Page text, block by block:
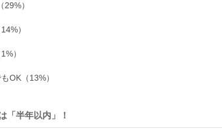
）
）
）
OK（13%）
「半年以内」！